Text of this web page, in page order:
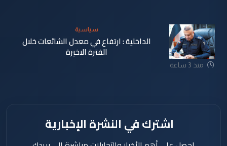
منذ 3 ساعة
سياسية
الداخلية : ارتفاع في معدل الشائعات خلال
الفترة الاخيرة
اشترك في النشرة الإخبارية